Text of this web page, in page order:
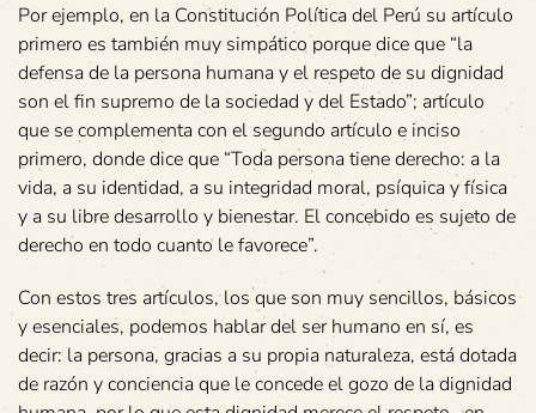
Por ejemplo, en la Constitución Política del Perú su artículo
primero es también muy simpático porque dice que “la
defensa de la persona humana y el respeto de su dignidad
son el fin supremo de la sociedad y del Estado”; artículo
que se complementa con el segundo artículo e inciso
primero, donde dice que “Toda persona tiene derecho: a la
vida, a su identidad, a su integridad moral, psíquica y física
y a su libre desarrollo y bienestar. El concebido es sujeto de
derecho en todo cuanto le favorece”.
Con estos tres artículos, los que son muy sencillos, básicos
y esenciales, podemos hablar del ser humano en sí, es
decir: la persona, gracias a su propia naturaleza, está dotada
de razón y conciencia que le concede el gozo de la dignidad